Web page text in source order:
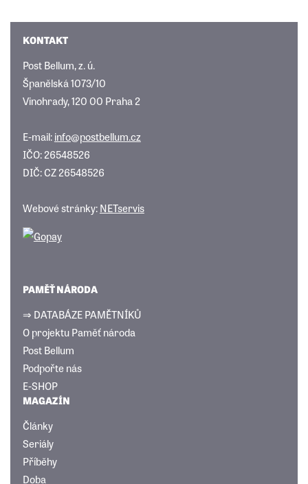
KONTAKT
Post Bellum, z. ú.
Španělská 1073/10
Vinohrady, 120 00 Praha 2
E-mail:info@postbellum.cz
IČO: 26548526
DIČ: CZ 26548526
Webové stránky:NETservis
PAMĚŤ NÁRODA
⇒ DATABÁZE PAMĚTNÍKŮ
O projektu Paměť národa
Post Bellum
Podpořte nás
E-SHOP
MAGAZÍN
Články
Seriály
Příběhy
Doba